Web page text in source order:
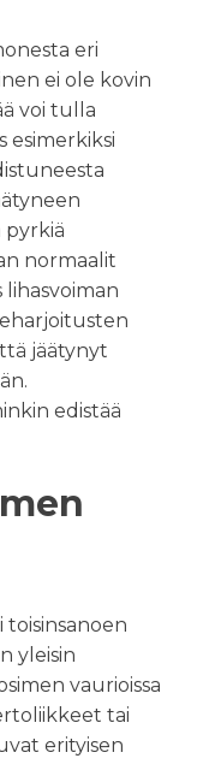
eri
ei ole kovin
voi tulla
esimerkiksi
pyrkiä
normaalit
jäätynyt
edistää
toisinsanoen
yleisin
vaurioissa
tai
erityisen